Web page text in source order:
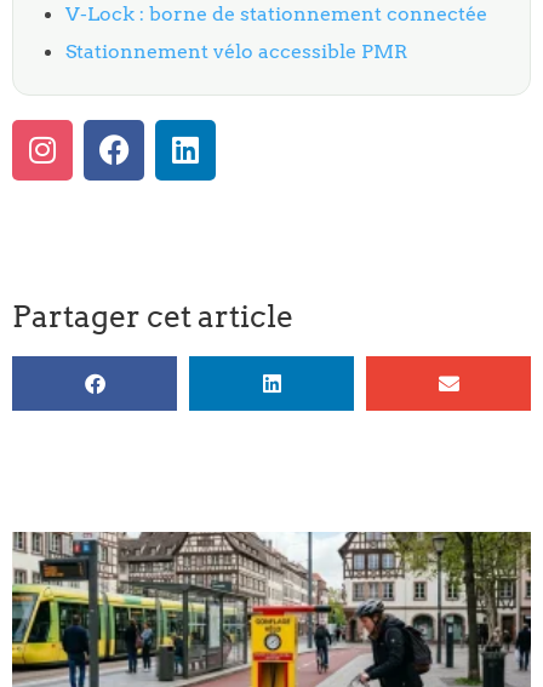
V-Lock : borne de stationnement connectée
Stationnement vélo accessible PMR
Partager cet article